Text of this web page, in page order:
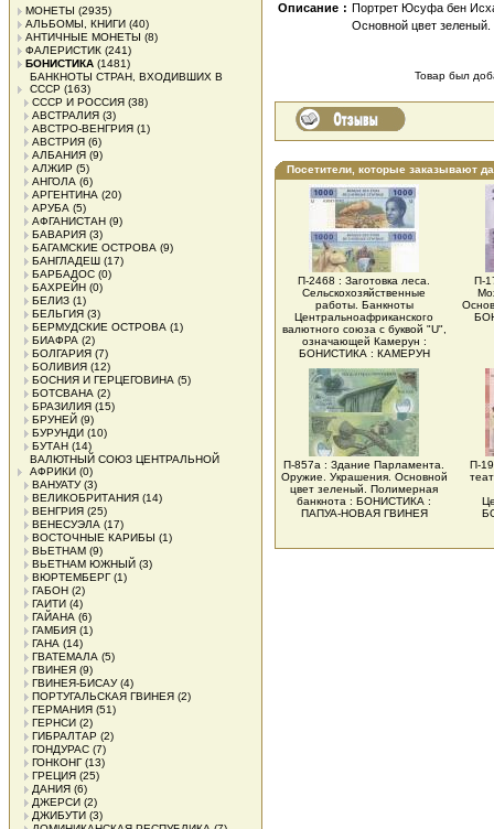
МОНЕТЫ (2935)
АЛЬБОМЫ, КНИГИ (40)
АНТИЧНЫЕ МОНЕТЫ (8)
ФАЛЕРИСТИК (241)
БОНИСТИКА (1481)
БАНКНОТЫ СТРАН, ВХОДИВШИХ В
СССР (163)
СССР И РОССИЯ (38)
АВСТРАЛИЯ (3)
АВСТРО-ВЕНГРИЯ (1)
АВСТРИЯ (6)
АЛБАНИЯ (9)
АЛЖИР (5)
АНГОЛА (6)
АРГЕНТИНА (20)
АРУБА (5)
АФГАНИСТАН (9)
БАВАРИЯ (3)
БАГАМСКИЕ ОСТРОВА (9)
БАНГЛАДЕШ (17)
БАРБАДОС (0)
БАХРЕЙН (0)
БЕЛИЗ (1)
БЕЛЬГИЯ (3)
БЕРМУДСКИЕ ОСТРОВА (1)
БИАФРА (2)
БОЛГАРИЯ (7)
БОЛИВИЯ (12)
БОСНИЯ И ГЕРЦЕГОВИНА (5)
БОТСВАНА (2)
БРАЗИЛИЯ (15)
БРУНЕЙ (9)
БУРУНДИ (10)
БУТАН (14)
ВАЛЮТНЫЙ СОЮЗ ЦЕНТРАЛЬНОЙ
АФРИКИ (0)
ВАНУАТУ(3)
ВЕЛИКОБРИТАНИЯ (14)
ВЕНГРИЯ (25)
ВЕНЕСУЭЛА (17)
ВОСТОЧНЫЕ КАРИБЫ (1)
ВЬЕТНАМ (9)
ВЬЕТНАМ ЮЖНЫЙ (3)
ВЮРТЕМБЕРГ(1)
ГАБОН (2)
ГАИТИ (4)
ГАЙАНА (6)
ГАМБИЯ (1)
ГАНА (14)
ГВАТЕМАЛА (5)
ГВИНЕЯ (9)
ГВИНЕЯ-БИСАУ(4)
ПОРТУГАЛЬСКАЯ ГВИНЕЯ (2)
ГЕРМАНИЯ (51)
ГЕРНСИ (2)
ГИБРАЛТАР (2)
ГОНДУРАС (7)
ГОНКОНГ(13)
ГРЕЦИЯ (25)
ДАНИЯ (6)
ДЖЕРСИ (2)
ДЖИБУТИ (3)
Описание : Портрет Юсуфа бен
Основной цвет
Товар был
Посетители, которые заказывают
П-2468 : Заготовка леса.
Сельскохозяйственные
работы. Банкноты
Центральноафриканского
валютного союза с буквой "U",
означающей Камерун :
БОНИСТИКА : КАМЕРУН
П-
П-857а : Здание Парламента.
Оружие. Украшения. Основной
цвет зеленый. Полимерная
банкнота : БОНИСТИКА :
ПАПУА-НОВАЯ ГВИНЕЯ
П-